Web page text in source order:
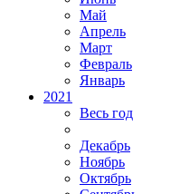
Май
Апрель
Март
Февраль
Январь
2021
Весь год
Декабрь
Ноябрь
Октябрь